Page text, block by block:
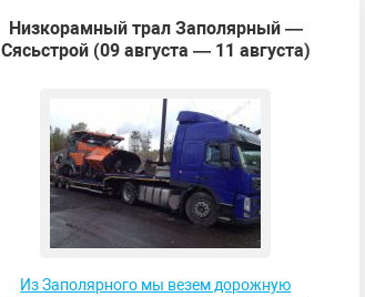
Низкорамный трал Заполярный —
Сясьстрой (09 августа — 11 августа)
Из Заполярного мы везем дорожную